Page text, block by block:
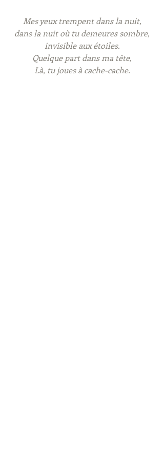
Mes yeux trempent dans la nuit,
dans la nuit où tu demeures sombre,
invisible aux étoiles.
Quelque part dans ma tête,
Là, tu joues à cache-cache.